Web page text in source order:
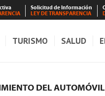
Solicitud de Información
LEY DE TRANSPARENCIA
TURISMO SALUD
DEL AUTOMÓVIL